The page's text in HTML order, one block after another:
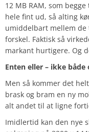
12 MB RAM, som
hele fint ud, så alting
umiddelbart mellem
forskel. Faktisk så
markant hurtigere. Og
Enten eller – ikke både
Men så kommer det
brask og bram en ny
alt andet til at ligne
Imidlertid kan den nye